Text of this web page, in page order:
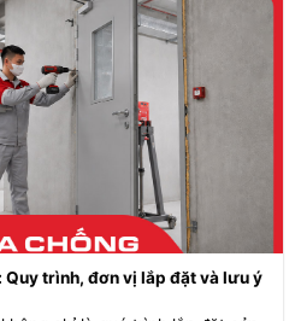
trình, đơn vị lắp đặt và lưu ý